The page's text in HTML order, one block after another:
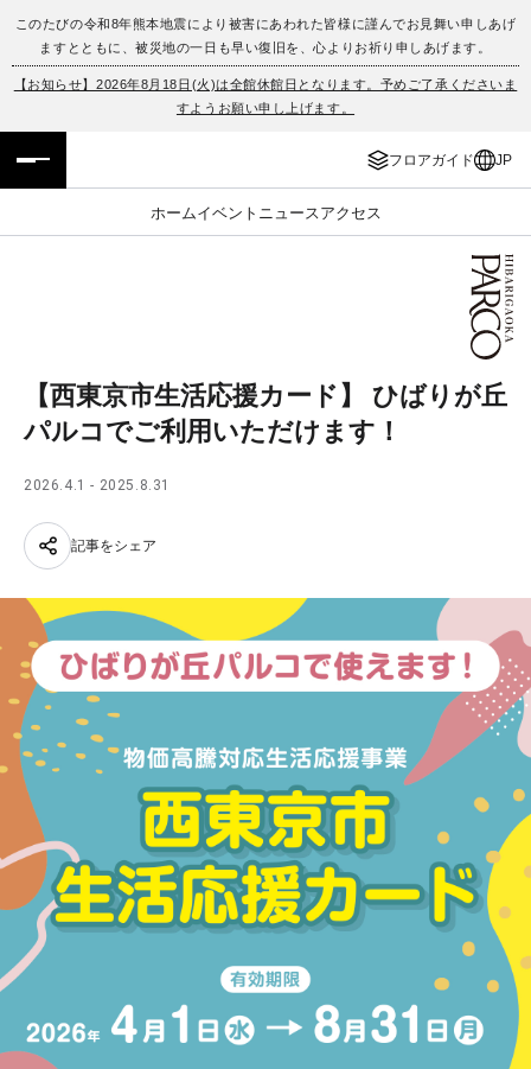
このたびの令和8年熊本地震により被害にあわれた皆様に謹んでお見舞い申しあげ
ますとともに、被災地の一日も早い復旧を、心よりお祈り申しあげます。
【お知らせ】2026年8月18日(火)は全館休館日となります。予めご了承くださいま
すようお願い申し上げます。
フロアガイド JP
ホームイベント ニュース アクセス
フロアガイド
イベント・ポップアップ
ニュース
PARCOメンバーズ
ENGLISH
簡体字
한국어
【西東京市生活応援カード】 ひばりが丘
パルコでご利用いただけます！
2026.4.1 - 2025.8.31
記事をシェア